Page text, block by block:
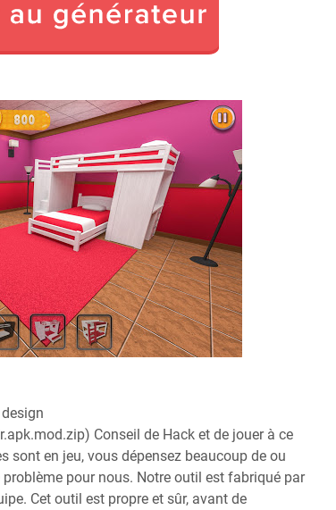
Conseil de Hack et de jouer à ce
sont en jeu, vous dépensez beaucoup de ou
pour nous. Notre outil est fabriqué par
Cet outil est propre et sûr, avant de